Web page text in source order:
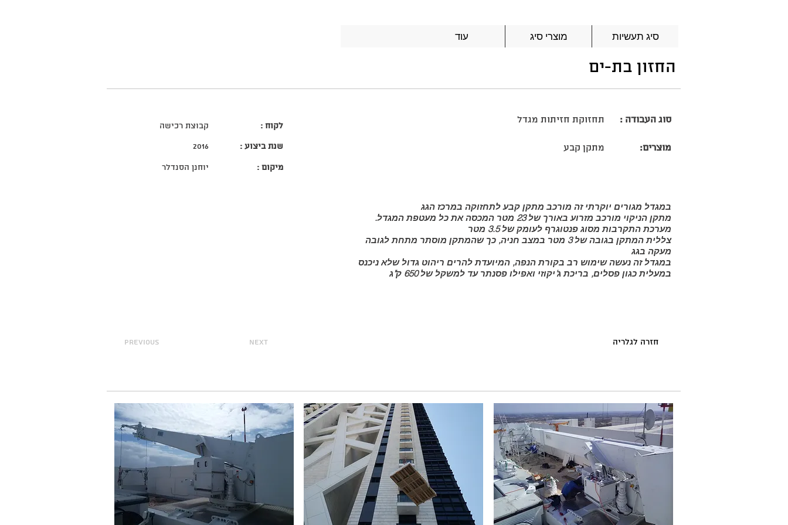
סיג תעשיות מוצרי סיג עוד
החזון בת-ים
קבוצת רכישה
2016
יוחנן הסנדלר
לקוח :
שנת ביצוע :
מיקום :
תחזוקת חזיתות מגדל סוג העבודה :
מתקן קבע מוצרים:
במגדל מגורים יוקרתי זה מורכב מתקן קבע לתחזוקה במרכז הגג
מתקן הניקוי מורכב מזרוע באורך של 23 מטר המכסה את כל מעטפת המגדל.
מערכת התקרבות מסוג פנטוגרף לעומק של 3.5 מטר
צללית המתקן בגובה של 3 מטר במצב חניה, כך שהמתקן מוסתר מתחת לגובה
מעקה בגג
במגדל זה נעשה שימוש רב בקורת הנפה, המיועדת להרים ריהוט גדול שלא ניכנס
במעלית כגון פסלים, בריכת ג'יקוזי ואפילו פסנתר עד למשקל של 650 ק"ג
previous next חזרה לגלריה